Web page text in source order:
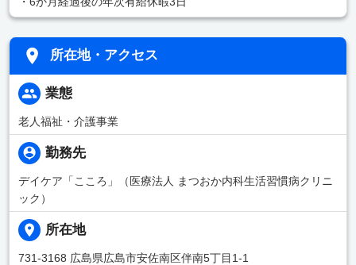
所在地・アクセス
業態
老人福祉・介護事業
勤務先
デイケア「こころ」（医療法人 まつおか内科生活習慣病クリニ
ック）
所在地
731-3168 広島県広島市安佐南区伴南5丁目1-1